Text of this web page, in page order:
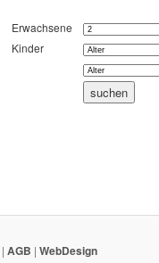
Erwachsene
Kinder
| AGB | WebDesign